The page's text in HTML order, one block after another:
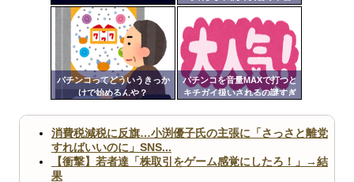
Powered by livedoor 相互RSS
パチンコってどういうきっか
けで始めるんや？
パチンコを音量MAXで打つと
キチガイ扱いされるの謎すぎ
更新
ツー
消費税減税に反旗…小渕優子氏の主張に「さっさと離党
すればいいのに」SNS...
【衝撃】若者達「株取引をゲーム感覚にしたろ！」→結
果